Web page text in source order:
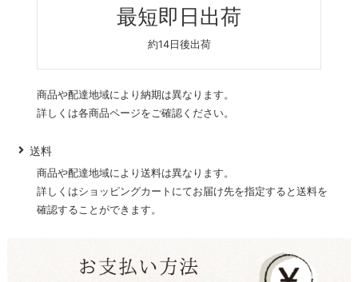
最短即日出荷
約14日後出荷
商品や配達地域により納期は異なります。
詳しくは各商品ページをご確認ください。
送料
商品や配達地域により送料は異なります。
詳しくはショッピングカートにてお届け先を指定すると送料を
確認することができます。